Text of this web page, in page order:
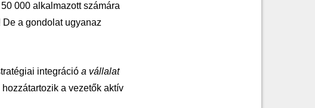
000 alkalmazott számára
a gondolat ugyanaz
integráció a vállalat
a vezetők aktív